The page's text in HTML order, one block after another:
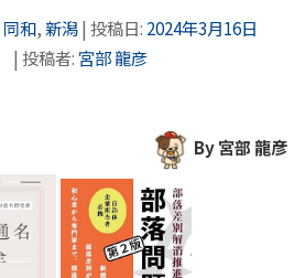
同和,新潟| 投稿日: 2024年3月16日
| 投稿者: 宮部 龍彦
By 宮部 龍彦